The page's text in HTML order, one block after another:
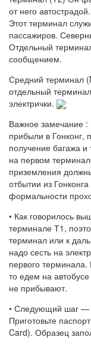
от него
Этот терминал
пассажиров.
Отдельный
сообщением.
Средний терминал
отдельный
электрички.
Важное замечание :
прибыли в Гонконг,
получение багажа
на первом
приземления
отбытии из
формальности
• Как говорилось
терминале Т1,
терминал или к
надо сесть на
первого
то едем на
не прибывают.
• Следующий шаг —
Приготовьте
Card). Образец